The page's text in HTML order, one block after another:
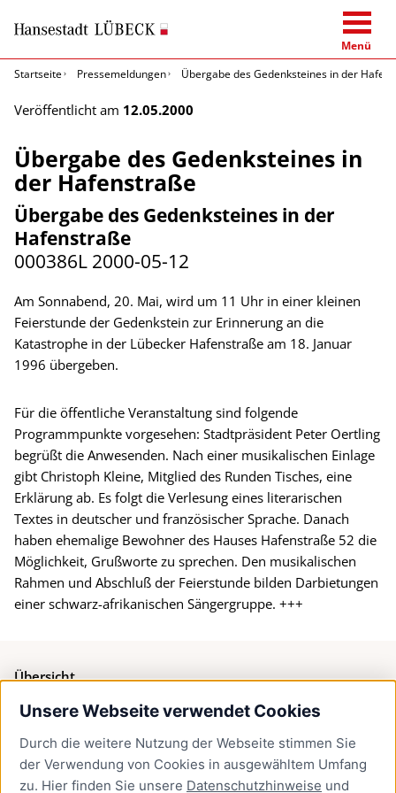
Unsere Webseite verwendet Cookies
Durch die weitere Nutzung der Webseite stimmen Sie
der Verwendung von Cookies in ausgewähltem Umfang
zu. Hier finden Sie unsere Datenschutzhinweise und
Menü
Startseite
Pressemeldungen Übergabe des Gedenksteines in der
Veröffentlicht am 12.05.2000
Übergabe des Gedenksteines in
der Hafenstraße
Übergabe des Gedenksteines in der
Hafenstraße
000386L 2000-05-12
Am Sonnabend, 20. Mai, wird um 11 Uhr in einer kleinen
Feierstunde der Gedenkstein zur Erinnerung an die
Katastrophe in der Lübecker Hafenstraße am 18. Januar
1996 übergeben.
Für die öffentliche Veranstaltung sind folgende
Programmpunkte vorgesehen: Stadtpräsident Peter Oertling
begrüßt die Anwesenden. Nach einer musikalischen Einlage
gibt Christoph Kleine, Mitglied des Runden Tisches, eine
Erklärung ab. Es folgt die Verlesung eines literarischen
Textes in deutscher und französischer Sprache. Danach
haben ehemalige Bewohner des Hauses Hafenstraße 52 die
Möglichkeit, Grußworte zu sprechen. Den musikalischen
Rahmen und Abschluß der Feierstunde bilden Darbietungen
einer schwarz-afrikanischen Sängergruppe. +++
Übersicht
Bürgerservice
Presse
Newsletter Lübeck:kompakt